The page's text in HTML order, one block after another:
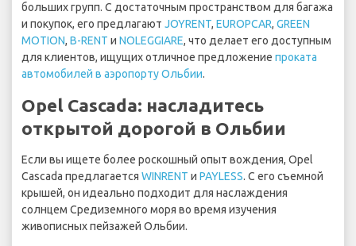
больших групп. С достаточным пространством для багажа
и покупок, его предлагают JOYRENT, EUROPCAR, GREEN
MOTION, B-RENT и NOLEGGIARE, что делает его доступным
для клиентов, ищущих отличное предложение проката
автомобилей в аэропорту Ольбии.
Opel Cascada: насладитесь
открытой дорогой в Ольбии
Если вы ищете более роскошный опыт вождения, Opel
Cascada предлагается WINRENT и PAYLESS. С его съемной
крышей, он идеально подходит для наслаждения
солнцем Средиземного моря во время изучения
живописных пейзажей Ольбии.